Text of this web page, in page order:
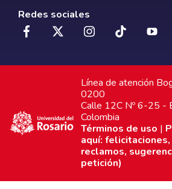
Redes sociales
Línea de atención
0200
Calle 12C Nº 6-25 -
Colombia
Términos de uso |
aquí: felicitaciones,
reclamos,
petición)